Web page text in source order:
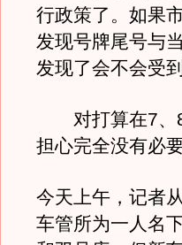
行政策了。如果
发现号牌尾号与
发现了会不会受
对打算在7、8
担心完全没有必要
今天上午，记者
车管所为一人名